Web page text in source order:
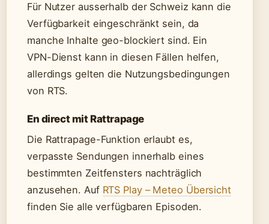
Für Nutzer ausserhalb der Schweiz kann die
Verfügbarkeit eingeschränkt sein, da
manche Inhalte geo-blockiert sind. Ein
VPN-Dienst kann in diesen Fällen helfen,
allerdings gelten die Nutzungsbedingungen
von RTS.
En direct mit Rattrapage
Die Rattrapage-Funktion erlaubt es,
verpasste Sendungen innerhalb eines
bestimmten Zeitfensters nachträglich
anzusehen. Auf RTS Play – Meteo Übersicht
finden Sie alle verfügbaren Episoden.